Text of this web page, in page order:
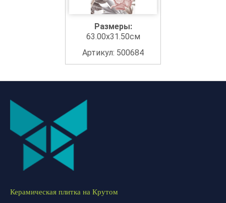
Размеры:
63.00x31.50см
Артикул: 500684
Керамическая плитка на Крутом